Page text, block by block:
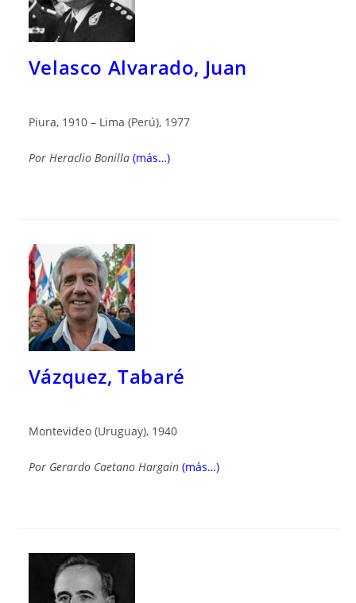
Velasco Alvarado, Juan
Piura, 1910 – Lima (Perú), 1977
Por Heraclio Bonilla (más…)
Vázquez, Tabaré
Montevideo (Uruguay), 1940
Por Gerardo Caetano Hargain (más…)